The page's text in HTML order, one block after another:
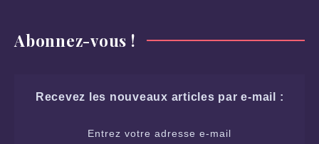
Abonnez-vous !
Recevez les nouveaux articles par e-mail :